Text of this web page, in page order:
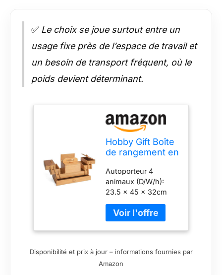
✅ Le choix se joue surtout entre un
usage fixe près de l’espace de travail et
un besoin de transport fréquent, où le
poids devient déterminant.
Hobby Gift Boîte
de rangement en
créatifs en
porte-à-faux à
plusieurs
niveaux, 4
niveaux, 23,5 x
Autoporteur 4
animaux (D/W/h):
23.5 x 45 x 32cm
Disponibilité et prix à jour – informations fournies par
Amazon